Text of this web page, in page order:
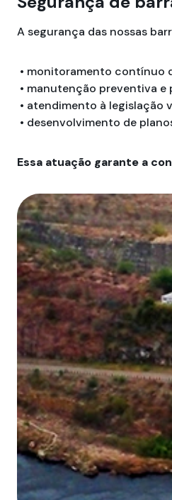
A segurança das nossas
• monitoramento contínuo
• manutenção preventiva e
• atendimento à legislação
• desenvolvimento de
Essa atuação garante a